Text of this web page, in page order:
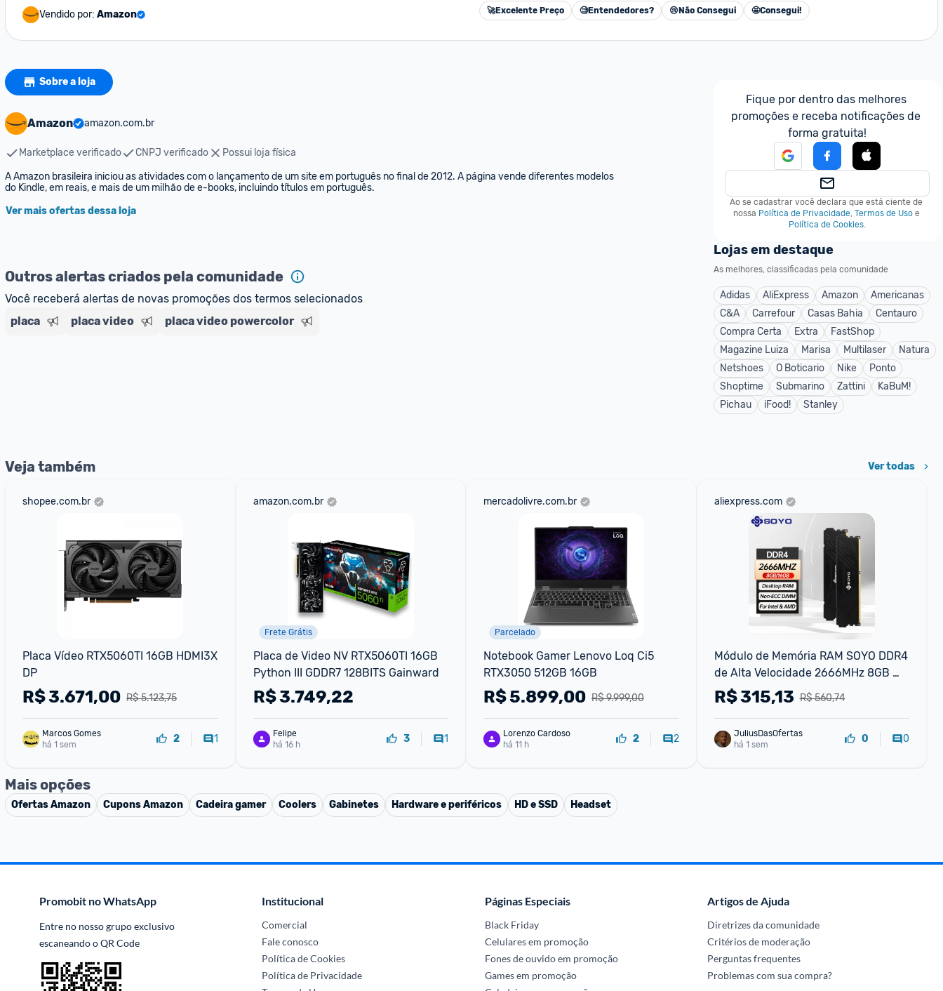
Vendido por: Amazon 🚀Excelente Preço 🧐Entendedores? 😢 Não Consegui 🤩Consegui!
Sobre a loja
Amazon amazon.com.br
Marketplace verificado CNPJ verificado
Possui loja física
A Amazon brasileira iniciou as atividades com o lançamento de um site em português no final de 2012. A página vende diferentes modelos
do Kindle, em reais, e mais de um milhão de e-books, incluindo títulos em português.
Ver mais ofertas dessa loja
Outros alertas criados pela comunidade
Você receberá alertas de novas promoções dos termos selecionados
placa
placa video placa video powercolor
Fique por dentro das melhores
promoções e receba notificações de
forma gratuita!
Ao se cadastrar você declara que está ciente de
nossa Política de Privacidade, Termos de Uso e
Política de Cookies.
Lojas em destaque
As melhores, classificadas pela comunidade
Adidas AliExpress Amazon
Americanas
C&A
Carrefour Casas Bahia
Centauro
Compra Certa
Extra
FastShop
Magazine Luiza
Marisa Multilaser
Natura
Netshoes
O Boticario Nike
Ponto
Shoptime
Submarino Zattini
KaBuM!
Pichau
iFood! Stanley
Veja também Ver todas
shopee.com.br
Placa Vídeo RTX5060TI 16GB HDMI3X
DP
R$ 5.123,75
R$3.671,00
Marcos Gomes
há 1 sem
2 1
amazon.com.br
Frete Grátis
Placa de Video NV RTX5060TI 16GB
Python III GDDR7 128BITS Gainward
R$3.749,22
Felipe
há 16 h
3 1
mercadolivre.com.br
Parcelado
Notebook Gamer Lenovo Loq Ci5
RTX3050 512GB 16GB
R$ 9.999,00
R$5.899,00
Lorenzo Cardoso
há 11 h
2 2
aliexpress.com
Módulo de Memória RAM SOYO DDR4
de Alta Velocidade 2666MHz 8GB
16GB para Desktop PC4-21300 1.2V
CL20 288-Pinos Non-EC
R$ 560,74
R$315,13
JuliusDasOfertas
há 1 sem
0 0
Mais opções
OfertasAmazon CuponsAmazon Cadeira gamer Coolers Gabinetes Hardware e periféricos HD e SSD Headset
Promobit no WhatsApp
Entre no nosso grupo exclusivo
escaneando o QR Code
Institucional
Comercial
Fale conosco
Política de Cookies
Política de Privacidade
Páginas Especiais
Black Friday
Celulares em promoção
Fones de ouvido em promoção
Games em promoção
Artigos de Ajuda
Diretrizes da comunidade
Critérios de moderação
Perguntas frequentes
Problemas com sua compra?